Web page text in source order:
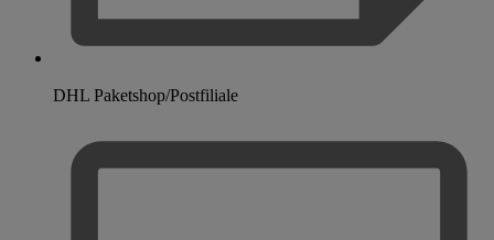
DHL Paketshop/Postfiliale